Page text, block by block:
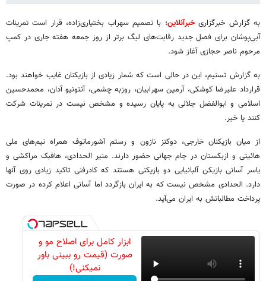
به گزارش خبرگزاریخبرآنلاین؛ با تصمیم سهراب بختیاری‌زاده، قرار است تمرینات
آبی‌پوشان برای فصل جدید رقابت‌های لیگ برتر از روز جمعه هفته جاری در کمپ
مرحوم ناصر حجازی آغاز شود.
به گزارش تسنیم، این در حالی است که شمار زیادی از بازیکنان غایب خواهند بود.
قرارداد علیرضا کوشکی، آرمین سهرابیان، روزبه چشمی، آنتونیو آدان، محمدحسین
اسلامی و ابوالفضل جلالی به پایان رسیده و مشخص نیست در تمرینات شرکت
کنند یا خیر.
از میان بازیکنان خارجی، دوکنز نازون و رستم آشورماتوف همراه تیم‌های ملی
هائیتی و ازبکستان در جام جهانی حضور دارند. منیر الحدادی، هافبک مراکشی و
یاسر آسانی بازیکن آلبانیایی دو بازیکنی هستند که کادرفنی تاکید زیادی روی آنها
دارد. الحدادی مشخص نیست که به ایران بازگردد اما آسانی اعلام کرده در صورت
پرداخت مطالباتش به ایران می‌آید.
ابزار کامل برای اصلاح مو و
صورت (قیمت رو ببینی باور
نمیکنی!)